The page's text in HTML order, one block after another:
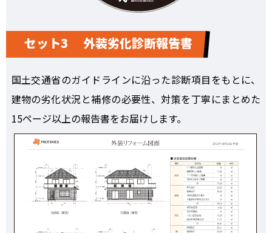
セット3 外装劣化診断報告書
国土交通省のガイドラインに沿った診断項目をもとに、
建物の劣化状況と補修の必要性、対策を丁寧にまとめた
15ページ以上の報告書をお届けします。